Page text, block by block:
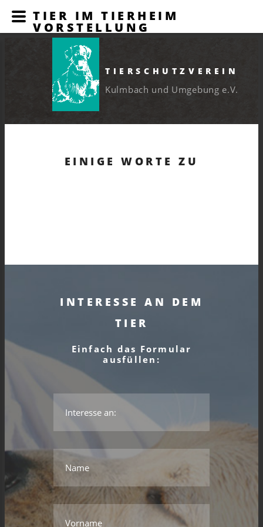
TIERSCHUTZVEREIN
Kulmbach und Umgebung e.V.
EINIGE WORTE ZU
INTERESSE AN DEM
TIER
Einfach das Formular
ausfüllen:
Name
*Dieses Feld wird benötigt.
*Das ist kein gültiger Name.
Vorname
TIER IM TIERHEIM
VORSTELLUNG